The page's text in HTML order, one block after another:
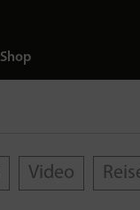
Shop
Video